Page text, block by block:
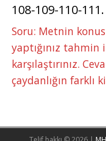
108-109-110-
Soru: Metnin
yaptığınız
karşılaştırınız.
çaydanlığın farklı